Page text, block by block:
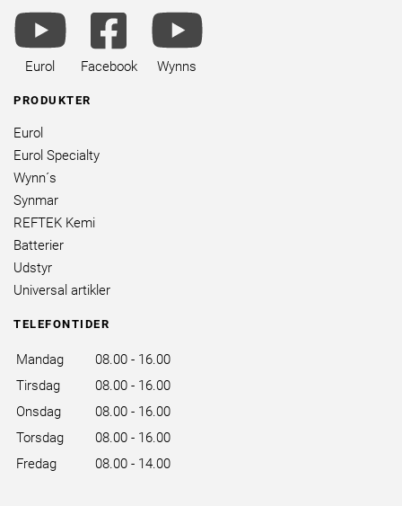
youtube
brands
Eurol
facebook
square
brands
Facebook
Wynns
PRODUKTER
Eurol
Eurol Specialty
Wynn´s
Synmar
REFTEK Kemi
Batterier
Udstyr
Universal artikler
TELEFONTIDER
Mandag
08.00 - 16.00
Tirsdag
08.00 - 16.00
Onsdag
08.00 - 16.00
Torsdag
08.00 - 16.00
Fredag
08.00 - 14.00